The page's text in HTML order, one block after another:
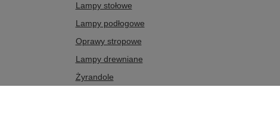
Lampy stołowe
Lampy podłogowe
Oprawy stropowe
Lampy drewniane
Żyrandole